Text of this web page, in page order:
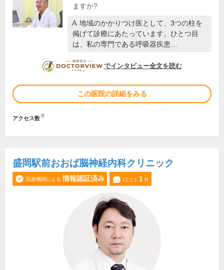
ますか?
地域のかかりつけ医として、3つの柱を
掲げて診療にあたっています。ひとつ目
は、私の専門である呼吸器疾患…
DOCTORVIEW
でインタビュー全文を読む
この医院の詳細をみる
アクセス数※
盛岡駅前おおば脳神経内科クリニック
医療機関による 情報認証済み 口コミ 1件